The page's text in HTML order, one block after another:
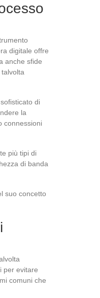
digitale offre
anche sfide
di
la
connessioni
più tipi di
di banda
suo concetto
per evitare
comuni che